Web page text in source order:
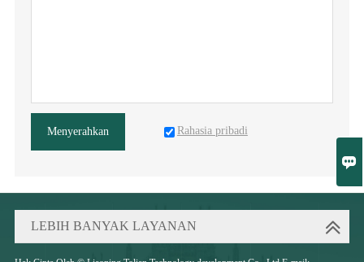

Menyerahkan Rahasia pribadi
LEBIH BANYAK LAYANAN